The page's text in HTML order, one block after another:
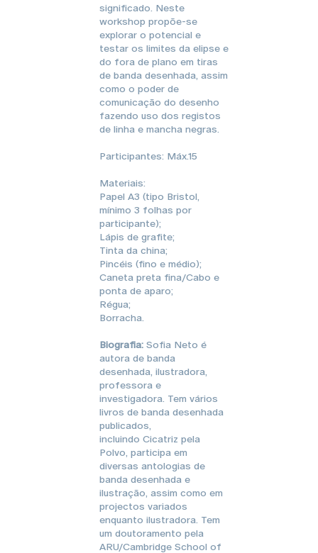
significado. Neste
workshop propõe-se
explorar o potencial e
testar os limites da elipse e
do fora de plano em tiras
de banda desenhada, assim
como o poder de
comunicação do desenho
fazendo uso dos registos
de linha e mancha negras.
Participantes: Máx.15
Materiais:
Papel A3 (tipo Bristol,
mínimo 3 folhas por
participante);
Lápis de grafite;
Tinta da china;
Pincéis (fino e médio);
Caneta preta fina/Cabo e
ponta de aparo;
Régua;
Borracha.
Biografia: Sofia Neto é
autora de banda
desenhada, ilustradora,
professora e
investigadora. Tem vários
livros de banda desenhada
publicados,
incluindo Cicatriz pela
Polvo, participa em
diversas antologias de
banda desenhada e
ilustração, assim como em
projectos variados
enquanto ilustradora. Tem
um doutoramento pela
ARU/Cambridge School of